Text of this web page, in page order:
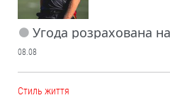
Угода розрахована
08.08
Cтиль життя